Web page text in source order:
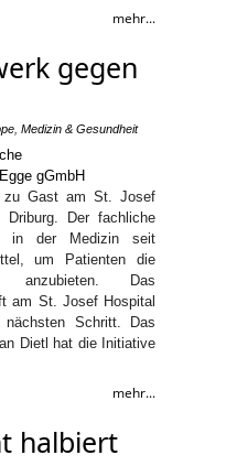
mehr...
gegen
Medizin & Gesundheit
zu Gast am St. Josef
Der fachliche
in der Medizin seit
um Patienten die
anzubieten. Das
am St. Josef Hospital
Schritt. Das
Dietl hat die Initiative
mehr...
halbiert